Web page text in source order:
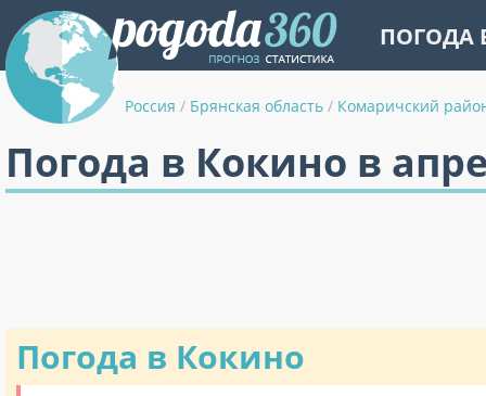
ПОГОДА
Россия / Брянская область / Комаричский
Погода в Кокино в
Погода в Кокино